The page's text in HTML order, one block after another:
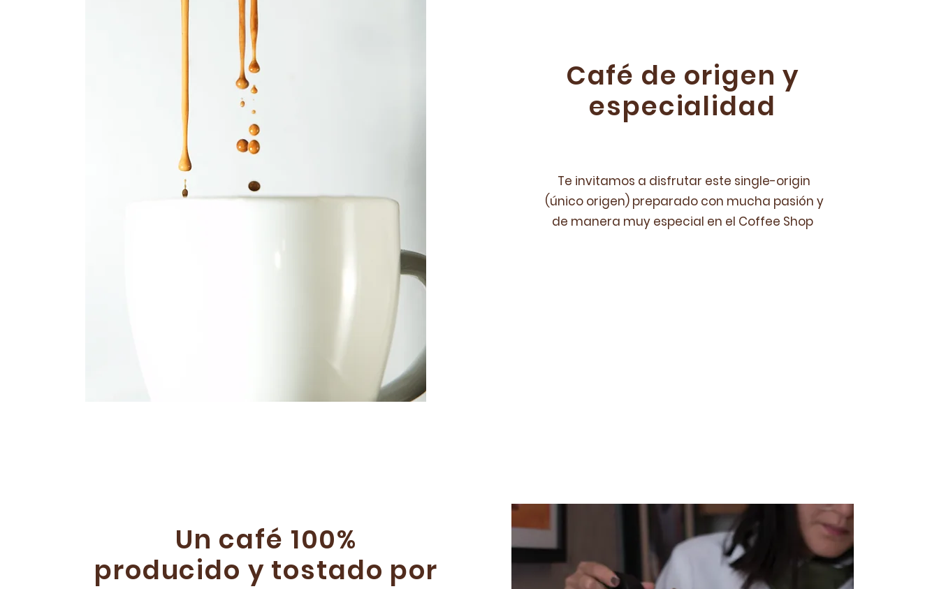
Café de origen y
especialidad
Te invitamos a disfrutar este single-origin
(único origen) preparado con mucha pasión y
de manera muy especial en el Coffee Shop
Un café 100%
producido y tostado por